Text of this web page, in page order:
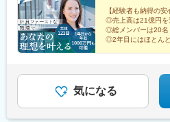
【経験者も納得の安
◎売上高は21億円を
◎総メンバーは20名
◎2年目にはほとん
気になる